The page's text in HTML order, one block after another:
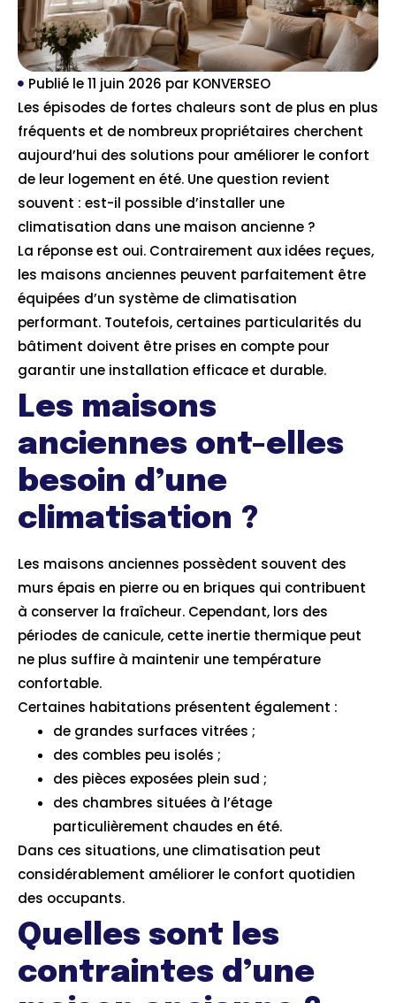
Publié le11 juin 2026 par KONVERSEO
Les épisodes de fortes chaleurs sont de plus en plus
fréquents et de nombreux propriétaires cherchent
aujourd’hui des solutions pour améliorer le confort
de leur logement en été. Une question revient
souvent : est-il possible d’installer une
climatisation dans une maison ancienne ?
La réponse est oui. Contrairement aux idées reçues,
les maisons anciennes peuvent parfaitement être
équipées d’un système de climatisation
performant. Toutefois, certaines particularités du
bâtiment doivent être prises en compte pour
garantir une installation efficace et durable.
Les maisons
anciennes ont-elles
besoin d’une
climatisation ?
Les maisons anciennes possèdent souvent des
murs épais en pierre ou en briques qui contribuent
à conserver la fraîcheur. Cependant, lors des
périodes de canicule, cette inertie thermique peut
ne plus suffire à maintenir une température
confortable.
Certaines habitations présentent également :
de grandes surfaces vitrées ;
des combles peu isolés ;
des pièces exposées plein sud ;
des chambres situées à l’étage
particulièrement chaudes en été.
Dans ces situations, une climatisation peut
considérablement améliorer le confort quotidien
des occupants.
Quelles sont les
contraintes d’une